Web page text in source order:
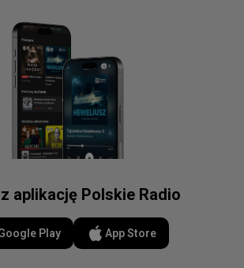
aplikację Polskie Radio
Play App Store